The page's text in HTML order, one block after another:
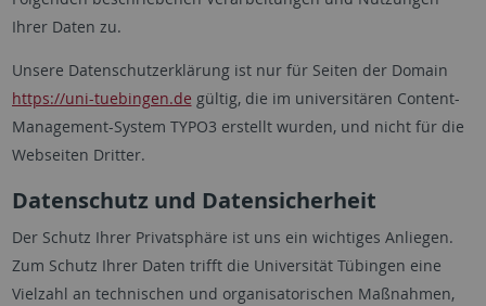
Ihrer Daten zu.
Unsere Datenschutzerklärung ist nur für Seiten der Domain
https://uni-tuebingen.de gültig, die im universitären Content-
Management-System TYPO3 erstellt wurden, und nicht für die
Webseiten Dritter.
Datenschutz und Datensicherheit
Der Schutz Ihrer Privatsphäre ist uns ein wichtiges Anliegen.
Zum Schutz Ihrer Daten trifft die Universität Tübingen eine
Vielzahl an technischen und organisatorischen Maßnahmen,